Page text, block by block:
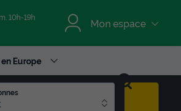
10h-19h Mon espace
en Europe